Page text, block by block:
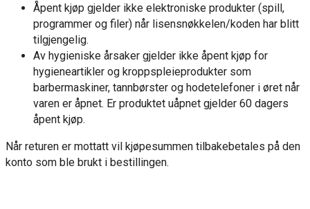
Åpent kjøp gjelder ikke elektroniske produkter (spill,
programmer og filer) når lisensnøkkelen/koden har blitt
tilgjengelig.
Av hygieniske årsaker gjelder ikke åpent kjøp for
hygieneartikler og kroppspleieprodukter som
barbermaskiner, tannbørster og hodetelefoner i øret når
varen er åpnet. Er produktet uåpnet gjelder 60 dagers
åpent kjøp.
Når returen er mottatt vil kjøpesummen tilbakebetales på den
konto som ble brukt i bestillingen.